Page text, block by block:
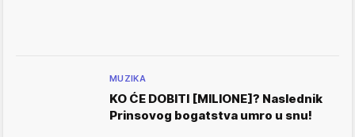
MUZIKA
KO ĆE DOBITI [MILIONE]? Naslednik
Prinsovog bogatstva umro u snu!